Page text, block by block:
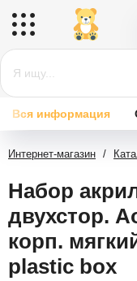
Вся информация
Интернет-магазин /
Набор
двухстор.
корп.
plastic box